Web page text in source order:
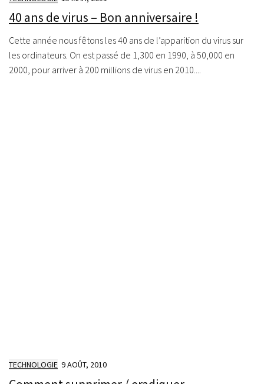
40 ans de virus – Bon anniversaire !
Cette année nous fêtons les 40 ans de l’apparition du virus sur
les ordinateurs. On est passé de 1,300 en 1990, à 50,000 en
2000, pour arriver à 200 millions de virus en 2010....
TECHNOLOGIE 9 AOÛT, 2010